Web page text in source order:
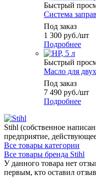
Быстрый
Система
Под заказ
1 300 руб./шт
Подробнее
Быстрый
Масло для
Под заказ
7 490 руб./шт
Подробнее
Stihl (собственное
предприятие,
Все товары категории
Все товары бренда Stihl
У данного товара нет
первым, кто оставил